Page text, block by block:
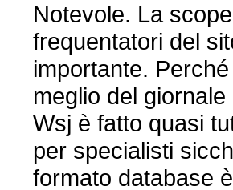
Notevole. La
frequentatori del
importante.
meglio del
Wsj è fatto quasi
per specialisti
formato database